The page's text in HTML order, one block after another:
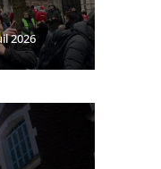
2026